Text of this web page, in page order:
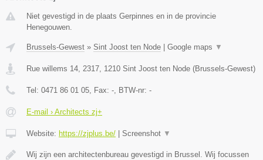
Niet gevestigd in de plaats Gerpinnes en in de provincie
Henegouwen.
Brussels-Gewest » Sint Joost ten Node Google maps ▼
Rue willems 14, 2317, 1210 Sint Joost ten Node (Brussels-Gewest)
Tel: 0471 86 01 05, Fax: -, BTW-nr: -
E-mail › Architects zj+
Website: https://zjplus.be/ Screenshot ▼
Wij zijn een architectenbureau gevestigd in Brussel. Wij focussen